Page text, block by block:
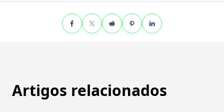
Artigos relacionados